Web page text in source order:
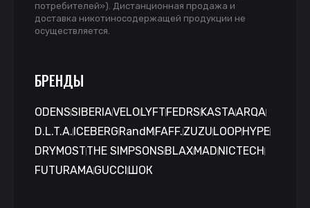
потребителей»). Дистанционная продажа и
доставка никотиносодержащей продукции не
осуществляется.
БРЕНДЫ
ODENSSIBERIAVELO LYFT FEDRS KASTAARQA
D.L.T.A. ICEBERG RandM FAFF.ZUZU LOOPHYPE
DRYMOSTTHE SIMPSONS BLAXMAD NICTECH
FUTURAMAGUCCI ШОК